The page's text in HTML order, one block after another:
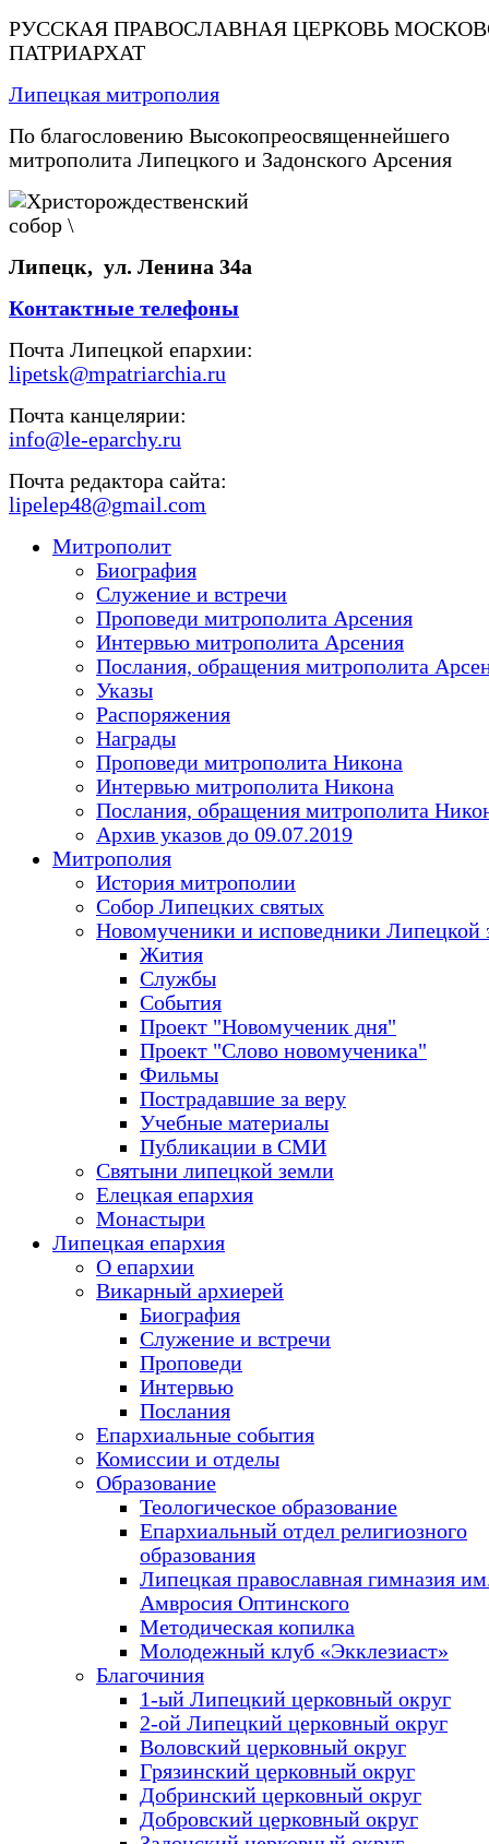
РУССКАЯ ПРАВОСЛАВНАЯ ЦЕРКОВЬ
ПАТРИАРХАТ
Липецкая митрополия
По благословению Высокопреосвященнейшего
митрополита Липецкого и Задонского Арсения
Липецк, ул. Ленина 34а
Контактные телефоны
Почта Липецкой епархии:
lipetsk@mpatriarchia.ru
Почта канцелярии:
info@le-eparchy.ru
Почта редактора сайта:
lipelep48@gmail.com
Митрополит
Биография
Служение и встречи
Проповеди митрополита Арсения
Интервью митрополита Арсения
Послания, обращения митрополита
Указы
Распоряжения
Награды
Проповеди митрополита Никона
Интервью митрополита Никона
Послания, обращения митрополита
Архив указов до 09.07.2019
Митрополия
История митрополии
Собор Липецких святых
Новомученики и исповедники Липецкой
Жития
Службы
События
Проект "Новомученик дня"
Проект "Слово новомученика"
Фильмы
Пострадавшие за веру
Учебные материалы
Публикации в СМИ
Святыни липецкой земли
Елецкая епархия
Монастыри
Липецкая епархия
О епархии
Викарный архиерей
Биография
Служение и встречи
Проповеди
Интервью
Послания
Епархиальные события
Комиссии и отделы
Образование
Теологическое образование
Епархиальный отдел религиозного
образования
Липецкая православная гимназия
Амвросия Оптинского
Методическая копилка
Молодежный клуб «Экклезиаст»
Благочиния
1-ый Липецкий церковный округ
2-ой Липецкий церковный округ
Воловский церковный округ
Грязинский церковный округ
Добринский церковный округ
Добровский церковный округ